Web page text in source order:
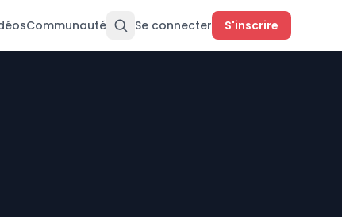
Communauté Se connecter S'inscrire